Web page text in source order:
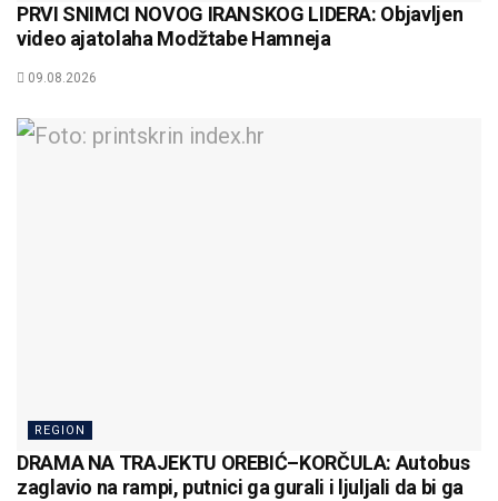
PRVI SNIMCI NOVOG IRANSKOG LIDERA: Objavljen
video ajatolaha Modžtabe Hamneja
09.08.2026
REGION
DRAMA NA TRAJEKTU OREBIĆ–KORČULA: Autobus
zaglavio na rampi, putnici ga gurali i ljuljali da bi ga